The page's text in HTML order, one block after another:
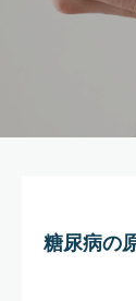
糖尿病の